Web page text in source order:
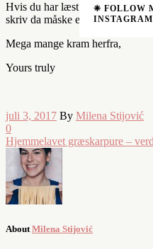
Hvis du har læst hele
skriv da måske en kommentar
Mega mange kram herfra,
Yours truly
juli 3, 2017 By Milena Stijović
0
Hjemmelavet græskarpure –
About Milena Stijović
❈ FOLLOW